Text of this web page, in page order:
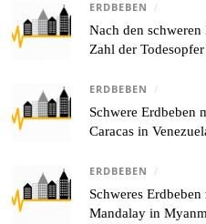
ERDBEBEN /
Nach den
Zahl der
ERDBEBEN /
Schwere Erdbeben
Caracas in
ERDBEBEN /
Schweres
Mandalay in